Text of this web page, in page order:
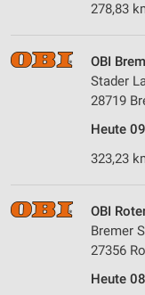
278,83
OBI
Stader
28719
Heute
323,23
OBI
Bremer
27356
Heute
IAB-Verarbeitungszwecke:
auf einem Endgerät
Verwendung
Werbeanzeigen
Erstellung von
personalisierter
Erstellung von